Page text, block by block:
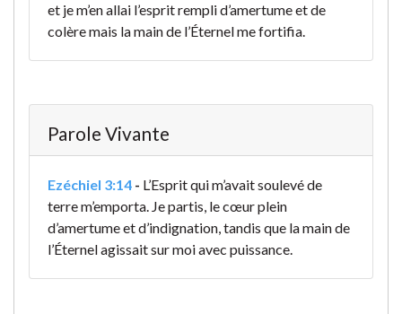
et je m’en allai l’esprit rempli d’amertume et de
colère mais la main de l’Éternel me fortifia.
Parole Vivante
Ezéchiel 3:14 - L’Esprit qui m’avait soulevé de
terre m’emporta. Je partis, le cœur plein
d’amertume et d’indignation, tandis que la main de
l’Éternel agissait sur moi avec puissance.